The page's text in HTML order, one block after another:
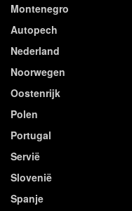
Montenegro
Autopech
Nederland
Noorwegen
Oostenrijk
Polen
Portugal
Servië
Slovenië
Spanje